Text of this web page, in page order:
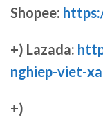
Shopee:
+) Lazada:
nghiep-viet-
+)